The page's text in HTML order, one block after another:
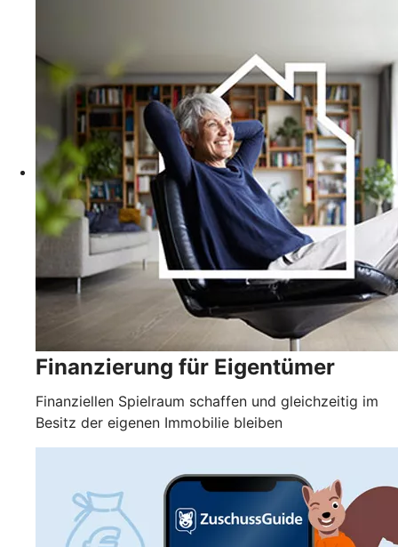
Finanzierung für Eigentümer
Finanziellen Spielraum schaffen und gleichzeitig im
Besitz der eigenen Immobilie bleiben